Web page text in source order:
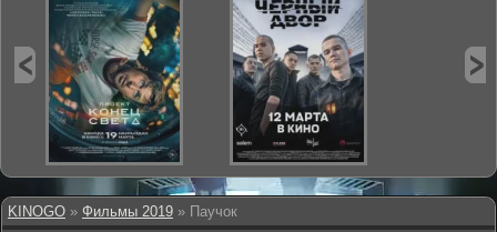
KINOGO » Фильмы 2019 » Паучок